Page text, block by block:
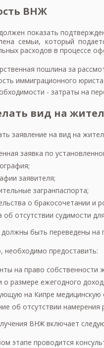
ВНЖ
показать
семьи, который
расходов в процессе
пошлина за
иммиграционного
- затраты на
вид на
заявление на вид на
заявка по
заявителя;
загранпаспорта;
о бракосочетании и
об отсутствии судимости
быть переведены на
необходимо предоставить:
на право собственности
о размере ежегодного
на Кипре медицинскую
об отсутствии намерения
ВНЖ включает
этапе проводится